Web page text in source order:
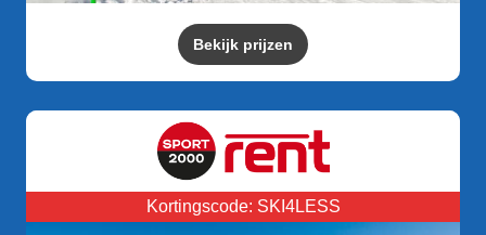
Bekijk prijzen
Kortingscode: SKI4LESS